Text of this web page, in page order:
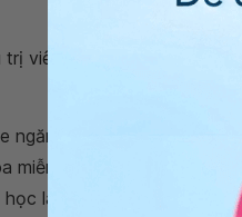
trị viêm và ngăn cơ thể tấn
ngăn ngừa viêm nhiễm
miễn dịch ngăn ngừa viêm
học làm giảm nguy cơ viêm